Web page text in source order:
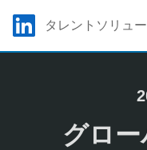
Skip to main content
LinkedIn Logo
タレントソリュ
グロー